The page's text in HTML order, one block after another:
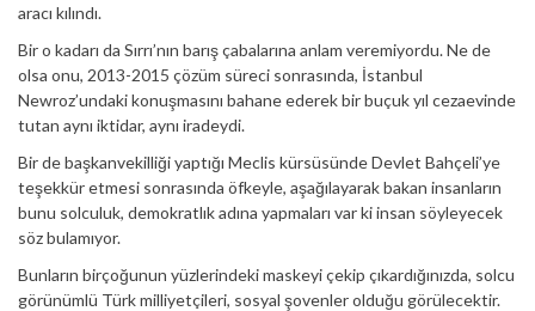
aracı kılındı.
Bir o kadarı da Sırrı’nın barış çabalarına anlam veremiyordu. Ne de
olsa onu, 2013-2015 çözüm süreci sonrasında, İstanbul
Newroz’undaki konuşmasını bahane ederek bir buçuk yıl cezaevinde
tutan aynı iktidar, aynı iradeydi.
Bir de başkanvekilliği yaptığı Meclis kürsüsünde Devlet Bahçeli’ye
teşekkür etmesi sonrasında öfkeyle, aşağılayarak bakan insanların
bunu solculuk, demokratlık adına yapmaları var ki insan söyleyecek
söz bulamıyor.
Bunların birçoğunun yüzlerindeki maskeyi çekip çıkardığınızda, solcu
görünümlü Türk milliyetçileri, sosyal şovenler olduğu görülecektir.